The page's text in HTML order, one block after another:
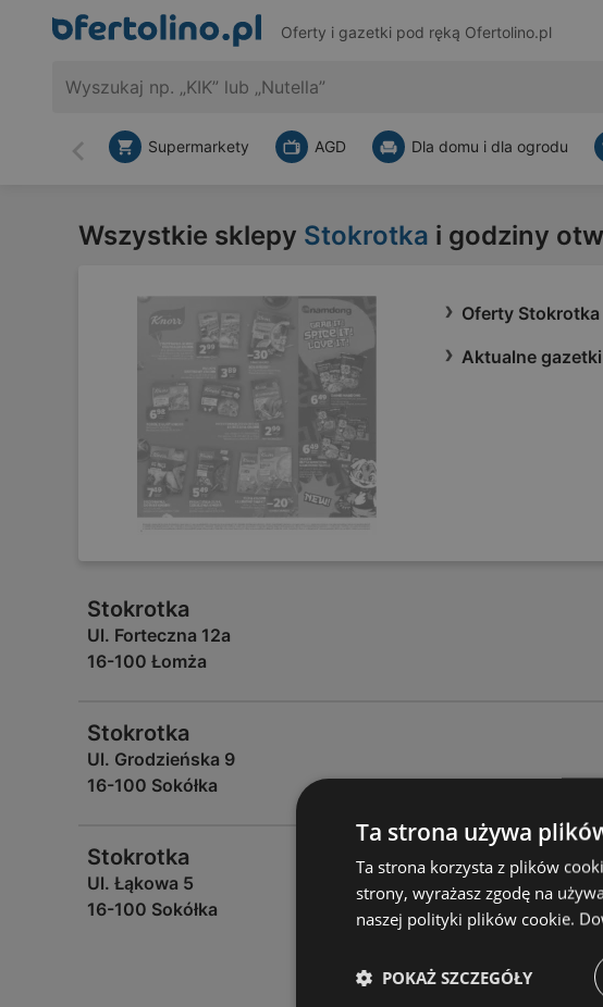
Oferty i gazetki pod ręką Ofertolino.pl
Wstecz
Supermarkety AGD Dla domu i dla ogrodu
Wszystkie sklepy Stokrotka i godziny
Oferty Stokrotka
Aktualne
Stokrotka
Ul. Forteczna 12a
16-100 Łomża
Stokrotka
Ul. Grodzieńska 9
16-100 Sokółka
Stokrotka
Ul. Łąkowa 5
16-100 Sokółka
Ta strona używa
Ta strona korzysta z plików
strony, wyrażasz zgodę na
naszej polityki plików cookie.
POKAŻ SZCZEGÓŁY